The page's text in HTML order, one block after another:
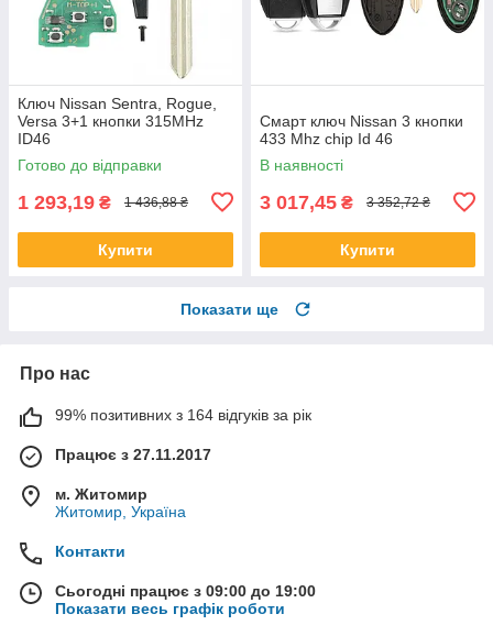
Ключ Nissan Sentra, Rogue,
Versa 3+1 кнопки 315MHz
ID46
Готово до відправки
1 293,19 ₴ 1 436,88 ₴
Купити
Смарт ключ Nissan 3 кнопки
433 Mhz chip Id 46
В наявності
3 017,45 ₴ 3 352,72 ₴
Купити
Показати ще
Про нас
99% позитивних з 164 відгуків за рік
Працює з 27.11.2017
м. Житомир
Житомир, Україна
Контакти
Сьогодні працює з 09:00 до 19:00
Показати весь графік роботи